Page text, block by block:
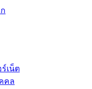
เน็ต
คล